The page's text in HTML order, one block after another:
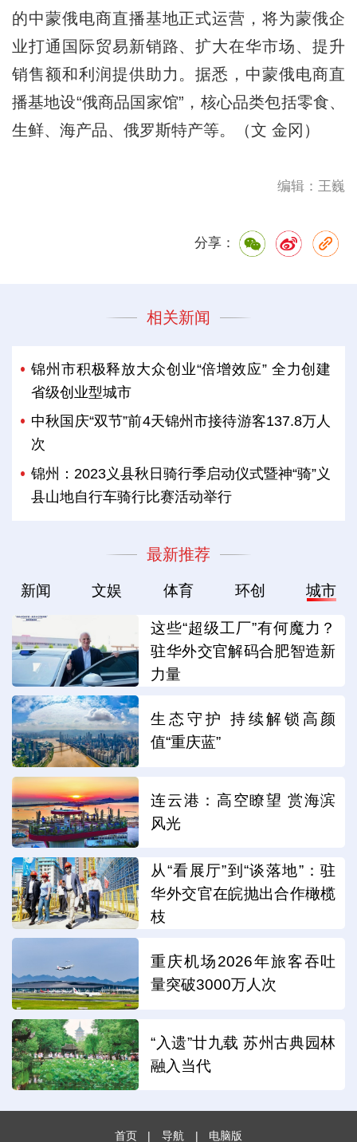
的中蒙俄电商直播基地正式运营，将为蒙俄企
业打通国际贸易新销路、扩大在华市场、提升
销售额和利润提供助力。据悉，中蒙俄电商直
播基地设“俄商品国家馆”，核心品类包括零食、
生鲜、海产品、俄罗斯特产等。（文 金冈）
编辑：王巍
分享：
相关新闻
锦州市积极释放大众创业“倍增效应” 全力创建
省级创业型城市
中秋国庆“双节”前4天锦州市接待游客137.8万人
次
锦州：2023义县秋日骑行季启动仪式暨神“骑”义
县山地自行车骑行比赛活动举行
最新推荐
新闻 文娱 体育 环创 城市
这些“超级工厂”有何魔力？
驻华外交官解码合肥智造新
力量
生态守护 持续解锁高颜
值“重庆蓝”
连云港：高空瞭望 赏海滨
风光
从“看展厅”到“谈落地”：驻
华外交官在皖抛出合作橄榄
枝
重庆机场2026年旅客吞吐
量突破3000万人次
“入遗”廿九载 苏州古典园林
融入当代
首页 | 导航 | 电脑版